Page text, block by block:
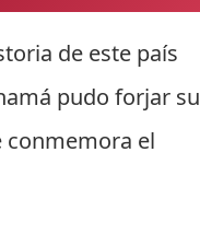
de este país
pudo forjar su
conmemora el